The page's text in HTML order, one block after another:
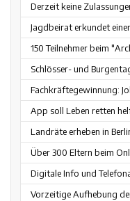
Derzeit keine
Jagdbeirat erkundet
150 Teilnehmer beim
Schlösser- und
Fachkräftegewinnung:
App soll Leben retten
Landräte erheben in
Über 300 Eltern beim
Digitale Info und
Vorzeitige Aufhebung